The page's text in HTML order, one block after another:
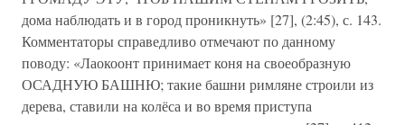
дома наблюдать и в город проникнуть» [27], (2:45), с. 143.
Комментаторы справедливо отмечают по данному
поводу: «Лаокоонт принимает коня на своеобразную
ОСАДНУЮ БАШНЮ; такие башни римляне строили из
дерева, ставили на колёса и во время приступа